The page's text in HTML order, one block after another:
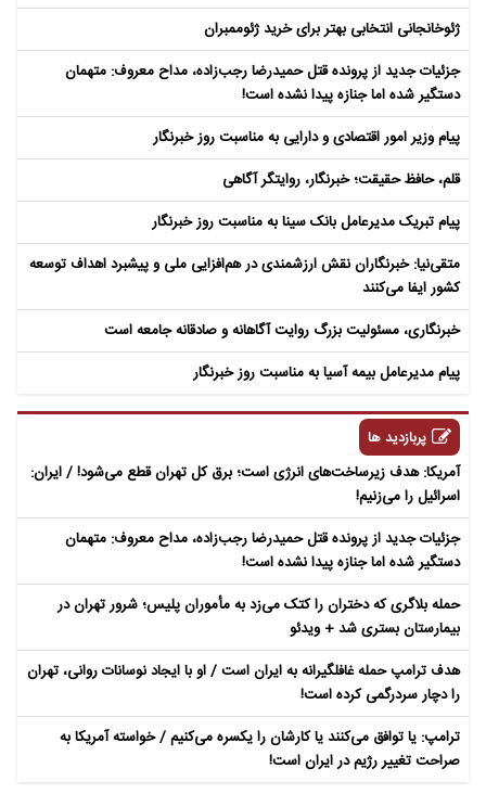
ژئوخانجانی انتخابی بهتر برای خرید ژئوممبران
جزئیات جدید از پرونده قتل حمیدرضا رجب‌زاده، مداح معروف: متهمان
دستگیر شده اما جنازه پیدا نشده است!
پیام وزیر امور اقتصادی و دارایی به مناسبت روز خبرنگار
قلم، حافظ حقیقت؛ خبرنگار، روایتگر آگاهی
پیام تبریک مدیرعامل بانک سینا به مناسبت روز خبرنگار
متقی‌نیا: خبرنگاران نقش ارزشمندی در هم‌افزایی ملی و پیشبرد اهداف توسعه
کشور ایفا می‌کنند
خبرنگاری، مسئولیت بزرگ روایت آگاهانه و صادقانه جامعه است
پیام مدیرعامل بیمه آسیا به مناسبت روز خبرنگار
پربازدید ها
آمریکا: هدف زیرساخت‌های انرژی است؛ برق کل تهران قطع می‌شود! / ایران:
اسرائیل را می‌زنیم!
جزئیات جدید از پرونده قتل حمیدرضا رجب‌زاده، مداح معروف: متهمان
دستگیر شده اما جنازه پیدا نشده است!
حمله بلاگری که دختران را کتک می‌زد به مأموران پلیس؛ شرور تهران در
بیمارستان بستری شد + ویدئو
هدف ترامپ حمله غافلگیرانه به ایران است / او با ایجاد نوسانات روانی، تهران
را دچار سردرگمی کرده است!
ترامپ: یا توافق می‌کنند یا کارشان را یکسره می‌کنیم / خواسته آمریکا به
صراحت تغییر رژیم در ایران است!